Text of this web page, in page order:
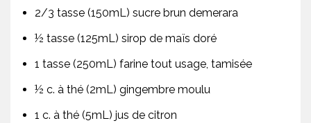
2/3 tasse (150mL) sucre brun demerara
½ tasse (125mL) sirop de maïs doré
1 tasse (250mL) farine tout usage, tamisée
½ c. à thé (2mL) gingembre moulu
1 c. à thé (5mL) jus de citron